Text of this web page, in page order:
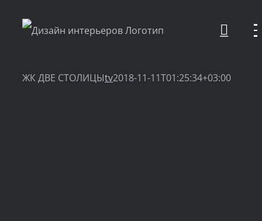
ЖК ДВЕ СТОЛИЦЫtv2018-11-11T01:25:34+03:00